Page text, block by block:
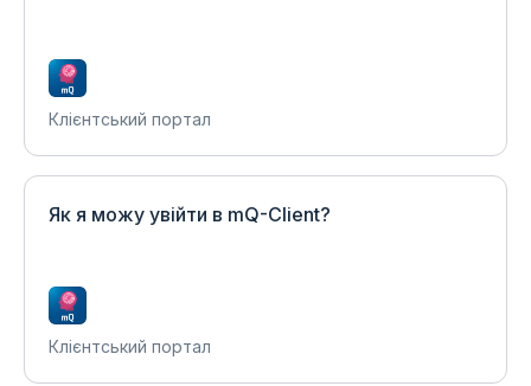
Клієнтський портал
Як я можу увійти в mQ-Client?
Клієнтський портал